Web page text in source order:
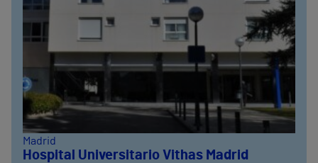
Madrid
Hospital Universitario Vithas Madrid